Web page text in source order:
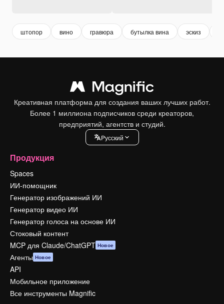
штопор вино гравюра бутылка вина эскиз
Креативная платформа для создания ваших лучших работ.
Более 1 миллиона подписчиков среди креаторов,
предприятий, агентств и студий.
Pусский
Продукция
Spaces
ИИ-помощник
Генератор изображений ИИ
Генератор видео ИИ
Генератор голоса на основе ИИ
Стоковый контент
MCP для Claude/ChatGPT Новое
Агенты Новое
API
Мобильное приложение
Все инструменты Magnific